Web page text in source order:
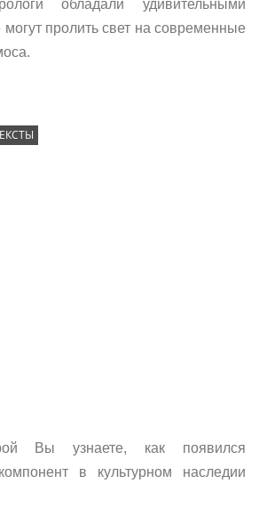
обладали удивительными
пролить свет на современные
Вы узнаете, как появился
в культурном наследии